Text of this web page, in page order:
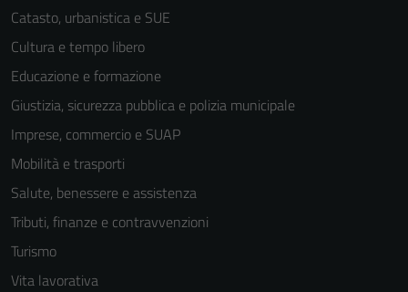
Catasto, urbanistica e SUE
Cultura e tempo libero
Educazione e formazione
Giustizia, sicurezza pubblica e polizia municipale
Imprese, commercio e SUAP
Mobilità e trasporti
Salute, benessere e assistenza
Tributi, finanze e contravvenzioni
Turismo
Vita lavorativa